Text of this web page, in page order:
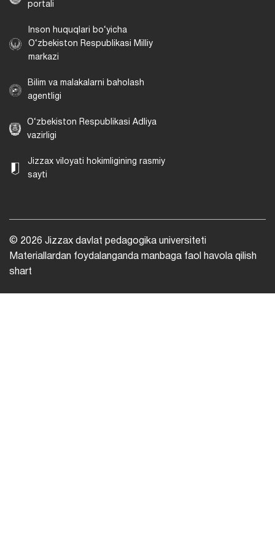
portali
Inson huquqlari bo‘yicha
O‘zbekiston Respublikasi Milliy
markazi
Bilim va malakalarni baholash
agentligi
O‘zbekiston Respublikasi Adliya
vazirligi
Jizzax viloyati hokimligining rasmiy
sayti
© 2026 Jizzax davlat pedagogika universiteti
Materiallardan foydalanganda manbaga faol havola qilish
shart